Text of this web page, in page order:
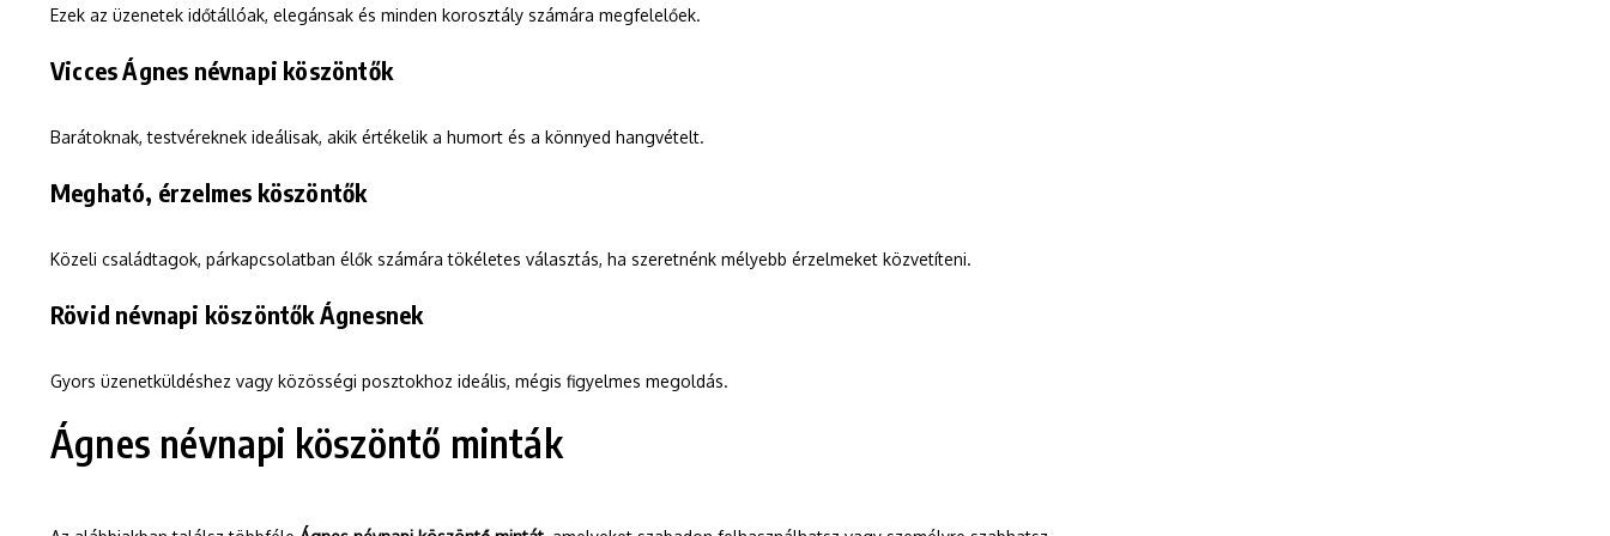
Ezek az üzenetek időtállóak, elegánsak és minden korosztály számára megfelelőek.
Vicces Ágnes névnapi köszöntők
Barátoknak, testvéreknek ideálisak, akik értékelik a humort és a könnyed hangvételt.
Megható, érzelmes köszöntők
Közeli családtagok, párkapcsolatban élők számára tökéletes választás, ha szeretnénk mélyebb érzelmeket közvetíteni.
Rövid névnapi köszöntők Ágnesnek
Gyors üzenetküldéshez vagy közösségi posztokhoz ideális, mégis figyelmes megoldás.
Ágnes névnapi köszöntő minták